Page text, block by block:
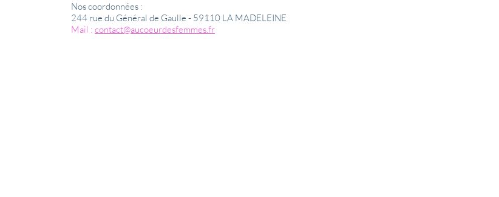
Nos coordonnées :
244 rue du Général de Gaulle - 59110 LA MADELEINE
Mail : contact@aucoeurdesfemmes.fr